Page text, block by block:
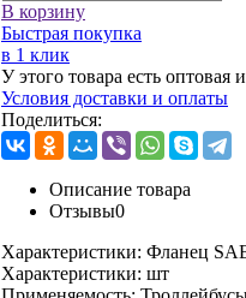
В корзину
Быстрая покупка
в 1 клик
У этого товара есть оптовая
Условия доставки и оплаты
Поделиться:
Описание товара
Отзывы0
Характеристики: Фланец
Характеристики: шт